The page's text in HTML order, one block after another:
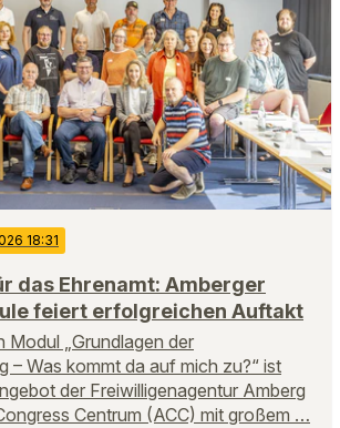
18:31
das Ehrenamt: Amberger
feiert erfolgreichen Auftakt
Modul „Grundlagen der
– Was kommt da auf mich zu?“ ist
der Freiwilligenagentur Amberg
Centrum (ACC) mit großem …